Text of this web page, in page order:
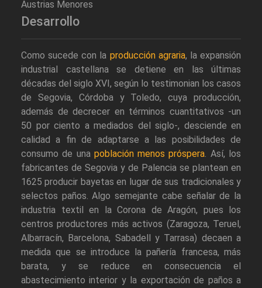
Austrias Menores
Desarrollo
Como sucede con la producción agraria, la expansión
industrial castellana se detiene en las últimas
décadas del siglo XVI, según lo testimonian los casos
de Segovia, Córdoba y Toledo, cuya producción,
además de decrecer en términos cuantitativos -un
50 por ciento a mediados del siglo-, desciende en
calidad a fin de adaptarse a las posibilidades de
consumo de una población menos próspera. Así, los
fabricantes de Segovia y de Palencia se plantean en
1625 producir bayetas en lugar de sus tradicionales y
selectos paños. Algo semejante cabe señalar de la
industria textil en la Corona de Aragón, pues los
centros productores más activos (Zaragoza, Teruel,
Albarracín, Barcelona, Sabadell y Tarrasa) decaen a
medida que se introduce la pañería francesa, más
barata, y se reduce en consecuencia el
abastecimiento interior y la exportación de paños a